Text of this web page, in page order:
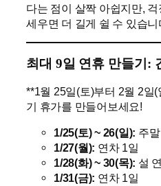
다는 점이 살짝 아쉽지만,
세우면 더 길게 쉴 수 있습니
최대 9일 연휴 만들기:
**1월 25일(토)부터 2월 2일
기 휴가를 만들어보세요!
1/25(토) ~ 26(일): 주말
1/27(월): 연차 1일
1/28(화) ~ 30(목): 설
1/31(금): 연차 1일